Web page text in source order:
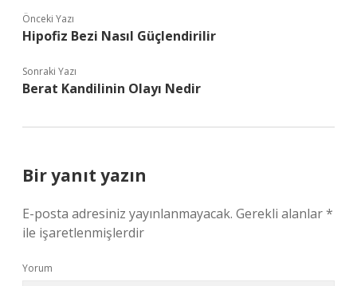
Önceki Yazı
Hipofiz Bezi Nasıl Güçlendirilir
Sonraki Yazı
Berat Kandilinin Olayı Nedir
Bir yanıt yazın
E-posta adresiniz yayınlanmayacak. Gerekli alanlar*
ile işaretlenmişlerdir
Yorum